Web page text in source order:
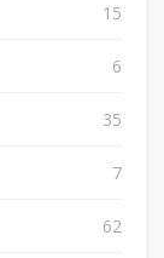
15
6
35
7
62